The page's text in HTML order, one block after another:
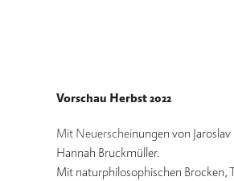
Vorschau Herbst 2022
Mit Neuerscheinungen von Jaroslav
Hannah Bruckmüller.
Mit naturphilosophischen Brocken,